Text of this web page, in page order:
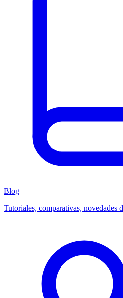
Blog
Tutoriales, comparativas, novedades